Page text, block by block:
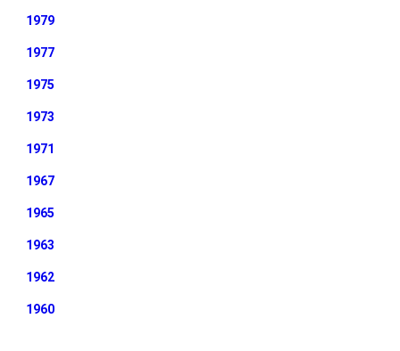
1979
1977
1975
1973
1971
1967
1965
1963
1962
1960